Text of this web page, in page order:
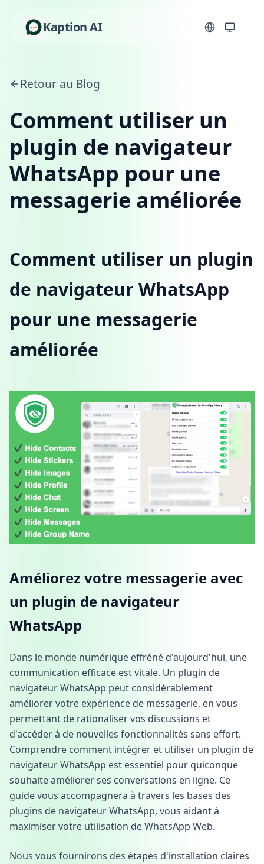
Kaption AI
Retour au Blog
Comment utiliser un
plugin de navigateur
WhatsApp pour une
messagerie améliorée
Comment utiliser un plugin
de navigateur WhatsApp
pour une messagerie
améliorée
Améliorez votre messagerie avec
un plugin de navigateur
WhatsApp
Dans le monde numérique effréné d'aujourd'hui, une
communication efficace est vitale. Un plugin de
navigateur WhatsApp peut considérablement
améliorer votre expérience de messagerie, en vous
permettant de rationaliser vos discussions et
d'accéder à de nouvelles fonctionnalités sans effort.
Comprendre comment intégrer et utiliser un plugin de
navigateur WhatsApp est essentiel pour quiconque
souhaite améliorer ses conversations en ligne. Ce
guide vous accompagnera à travers les bases des
plugins de navigateur WhatsApp, vous aidant à
maximiser votre utilisation de WhatsApp Web.
Nous vous fournirons des étapes d'installation claires